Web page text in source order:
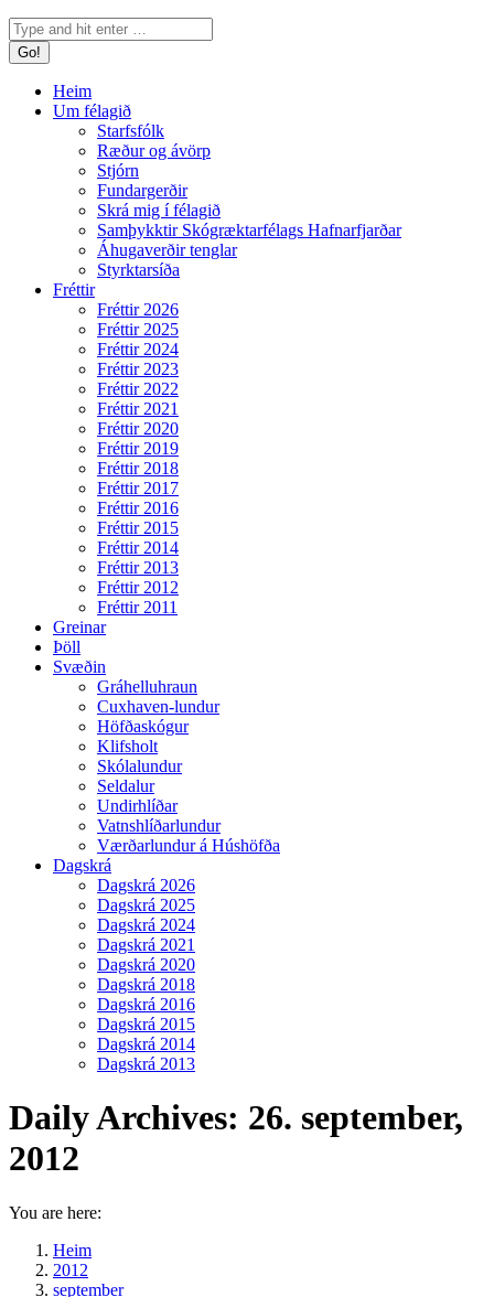
Search:
Heim
Um félagið
Starfsfólk
Ræður og ávörp
Stjórn
Fundargerðir
Skrá mig í félagið
Samþykktir Skógræktarfélags Hafnarfjarðar
Áhugaverðir tenglar
Styrktarsíða
Fréttir
Fréttir 2026
Fréttir 2025
Fréttir 2024
Fréttir 2023
Fréttir 2022
Fréttir 2021
Fréttir 2020
Fréttir 2019
Fréttir 2018
Fréttir 2017
Fréttir 2016
Fréttir 2015
Fréttir 2014
Fréttir 2013
Fréttir 2012
Fréttir 2011
Greinar
Þöll
Svæðin
Gráhelluhraun
Cuxhaven-lundur
Höfðaskógur
Klifsholt
Skólalundur
Seldalur
Undirhlíðar
Vatnshlíðarlundur
Værðarlundur á Húshöfða
Dagskrá
Dagskrá 2026
Dagskrá 2025
Dagskrá 2024
Dagskrá 2021
Dagskrá 2020
Dagskrá 2018
Dagskrá 2016
Dagskrá 2015
Dagskrá 2014
Dagskrá 2013
Daily Archives: 26. september,
2012
You are here:
Heim
2012
september